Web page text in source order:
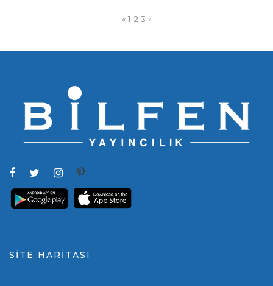
« 1 2 3 »
SİTE HARİTASI